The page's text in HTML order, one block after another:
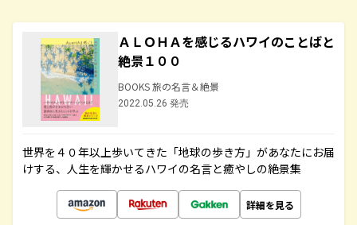
ＡＬＯＨＡを感じるハワイのことばと
絶景１００
BOOKS 旅の名言＆絶景
2022.05.26 発売
世界を４０年以上歩いてきた「地球の歩き方」があなたにお届
けする、人生を輝かせるハワイの名言と癒やしの絶景集
詳細を見る